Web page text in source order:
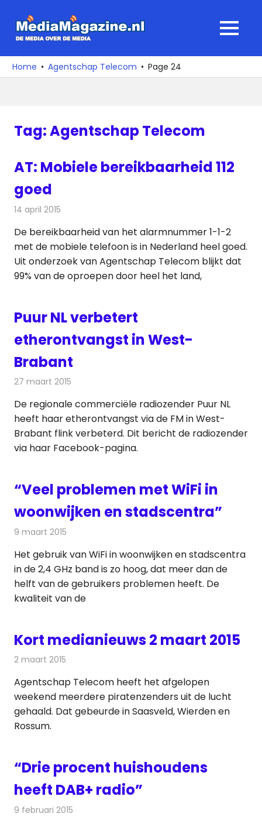
naar
media
over
MENU
Home Agentschap Telecom Page 24
Tag:Agentschap Telecom
AT: Mobiele bereikbaarheid 112
goed
14 april 2015
De bereikbaarheid van het alarmnummer 1-1-2
met de mobiele telefoon is in Nederland heel goed.
Uit onderzoek van Agentschap Telecom blijkt dat
99% van de oproepen door heel het land,
Puur NL verbetert
etherontvangst in West-
Brabant
27 maart 2015
De regionale commerciële radiozender Puur NL
heeft haar etherontvangst via de FM in West-
Brabant flink verbeterd. Dit bericht de radiozender
via haar Facebook-pagina.
“Veel problemen met WiFi in
woonwijken en stadscentra”
9 maart 2015
Het gebruik van WiFi in woonwijken en stadscentra
in de 2,4 GHz band is zo hoog, dat meer dan de
helft van de gebruikers problemen heeft. De
kwaliteit van de
Kort medianieuws 2 maart 2015
2 maart 2015
Agentschap Telecom heeft het afgelopen
weekend meerdere piratenzenders uit de lucht
gehaald. Dat gebeurde in Saasveld, Wierden en
Rossum.
“Drie procent huishoudens
heeft DAB+ radio”
9 februari 2015